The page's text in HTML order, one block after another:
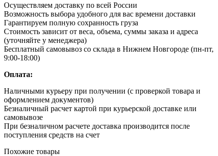
Осуществляем доставку по всей России
Возможность выбора удобного для вас времени доставки
Гарантируем полную сохранность груза
Стоимость зависит от веса, объема, суммы заказа и адреса
(уточняйте у менеджера)
Бесплатный самовывоз со склада в Нижнем Новгороде (пн-пт,
9:00-18:00)
Оплата:
Наличными курьеру при получении (с проверкой товара и
оформлением документов)
Безналичный расчет картой при курьерской доставке или
самовывозе
При безналичном расчете доставка производится после
поступления средств на счет
Похожие товары